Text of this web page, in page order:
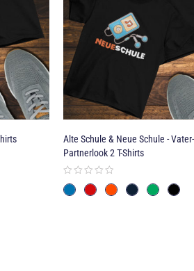
Ratgeber .
Alte Schule & Neue Schule -
Partnerlook 2 T-Shirts